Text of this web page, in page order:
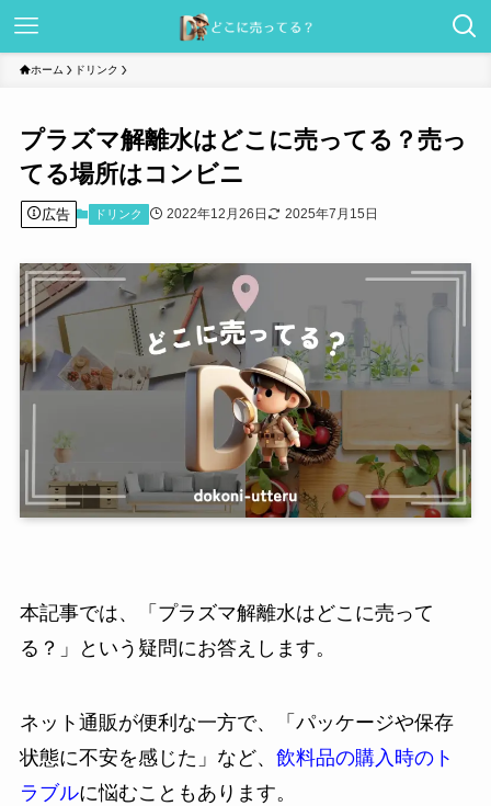
ホーム ドリンク
プラズマ解離水はどこに売ってる？売っ
てる場所はコンビニ
広告 ドリンク 2022年12月26日 2025年7月15日
本記事では、「プラズマ解離水はどこに売って
る？」という疑問にお答えします。
ネット通販が便利な一方で、「パッケージや保存
状態に不安を感じた」など、 飲料品の購入時のト
ラブルに悩むこともあります。